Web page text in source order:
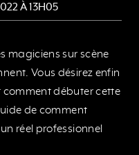
À 13H05
magiciens sur scène
Vous désirez enfin
comment débuter cette
de comment
réel professionnel